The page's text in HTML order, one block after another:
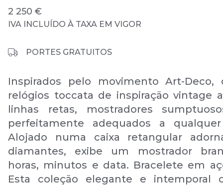
2 250 €
IVA INCLUÍDO À TAXA EM VIGOR
PORTES GRATUITOS
Inspirados pelo movimento Art-Deco,
relógios toccata de inspiração vintage
linhas retas, mostradores
perfeitamente adequados a qualquer
Alojado numa caixa retangular
diamantes, exibe um mostrador
horas, minutos e data. Bracelete em
Esta coleção elegante e intemporal